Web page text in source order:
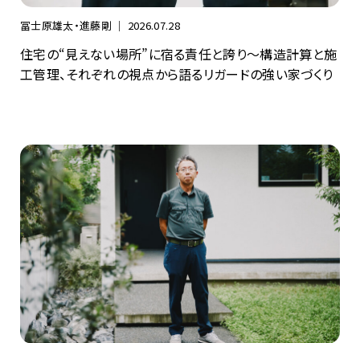
冨士原雄太・進藤剛 ｜ 2026.07.28
住宅の“見えない場所”に宿る責任と誇り〜構造計算と施
工管理、それぞれの視点から語るリガードの強い家づくり